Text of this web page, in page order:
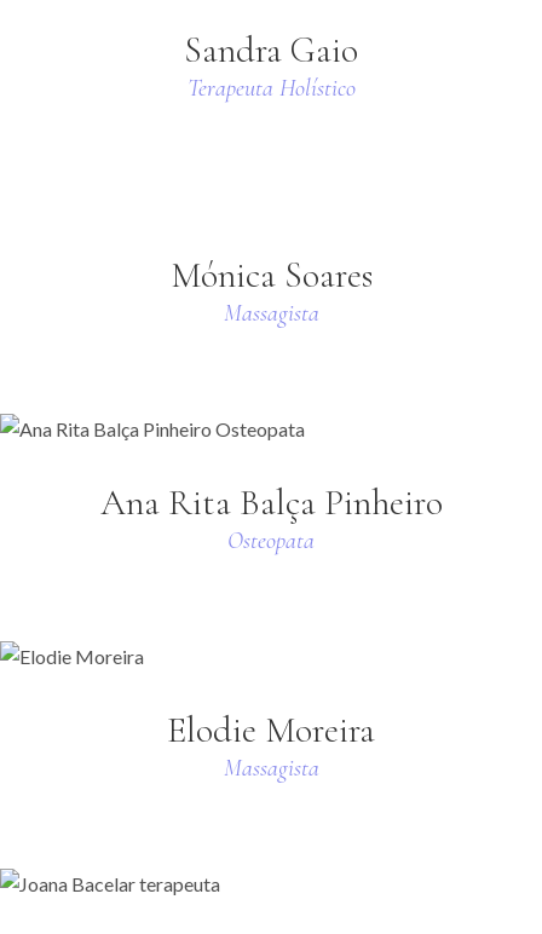
Sandra Gaio
Terapeuta Holístico
Mónica Soares
Massagista
Ana Rita Balça Pinheiro
Osteopata
Elodie Moreira
Massagista